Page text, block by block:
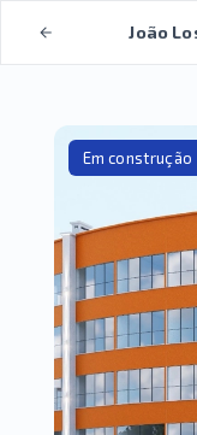
João
Em construção